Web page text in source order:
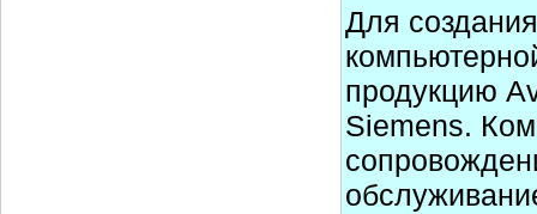
Для
продукцию
Siemens.